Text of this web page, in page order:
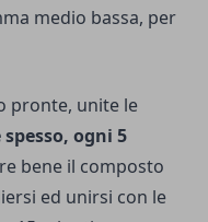
medio bassa, per
pronte, unite le
ogni 5
bene il composto
ed unirsi con le